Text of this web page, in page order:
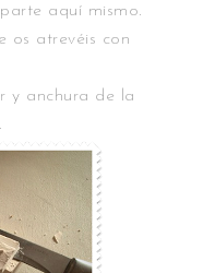
aquí mismo.
os atrevéis con
y anchura de la